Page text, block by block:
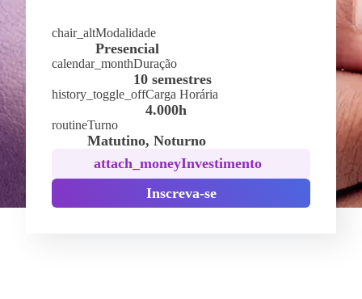
chair_altModalidade
Presencial
calendar_monthDuração
10 semestres
history_toggle_offCarga Horária
4.000h
routineTurno
Matutino, Noturno
attach_moneyInvestimento
Inscreva-se